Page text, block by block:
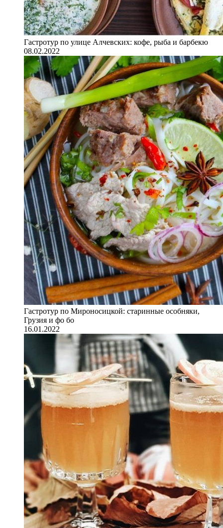
Гастротур по улице Алчевских: кофе, рыба и барбекю
08.02.2022
Гастротур по Мироносицкой: старинные особняки,
Грузия и фо бо
16.01.2022